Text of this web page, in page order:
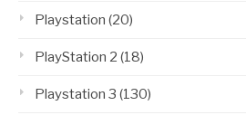
Playstation (20)
PlayStation 2 (18)
Playstation 3 (130)